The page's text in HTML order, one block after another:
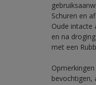
Schuren en
Oude intacte
en na
met een
bevochtigen,